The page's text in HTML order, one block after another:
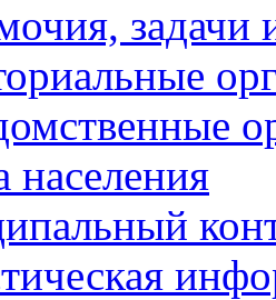
задачи
населения